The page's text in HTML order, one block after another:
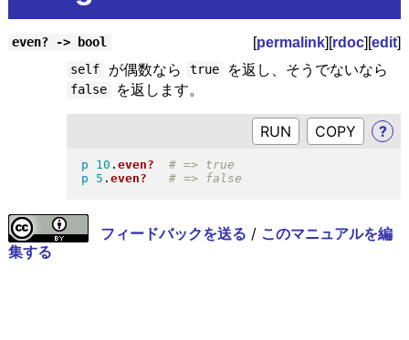
even? -> bool [permalink][rdoc][edit]
self が偶数なら true を返し、そうでないなら
false を返します。
RUN ?
p 10 . even?
p
5 . even?
フィードバックを送る / このマニュアルを編
集する